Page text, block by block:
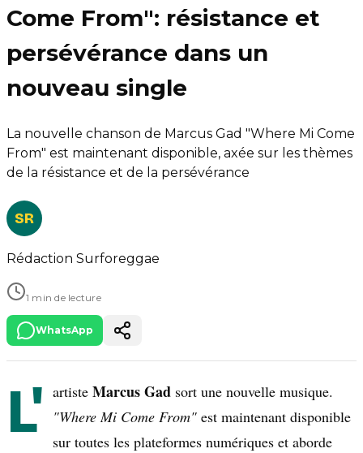
Come From": résistance et
persévérance dans un
nouveau single
La nouvelle chanson de Marcus Gad "Where Mi Come
From" est maintenant disponible, axée sur les thèmes
de la résistance et de la persévérance
SR
Rédaction Surforeggae
1 min de lecture
WhatsApp
L' artiste Marcus Gad sort une nouvelle musique.
"Where Mi Come From" est maintenant disponible
sur toutes les plateformes numériques et aborde